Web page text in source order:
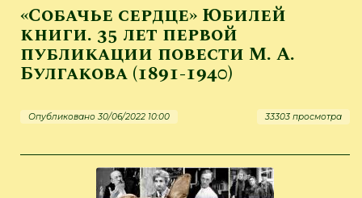
«Собачье сердце» Юбилей
книги. 35 лет первой
публикации повести М. А.
Булгакова (1891-1940)
Опубликовано 30/06/2022 10:00 33303 просмотра